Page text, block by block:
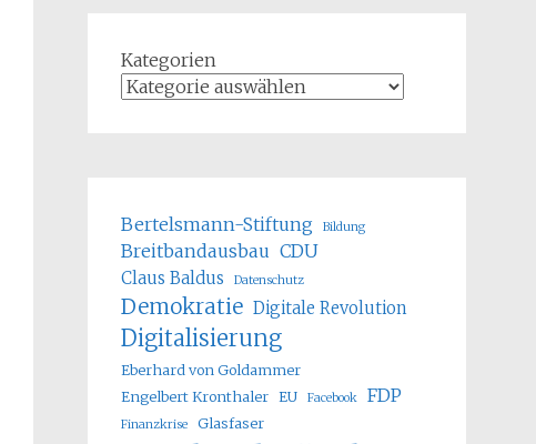
Kategorien
Bertelsmann-Stiftung Bildung
Breitbandausbau CDU
Claus Baldus Datenschutz
Demokratie Digitale Revolution
Digitalisierung
Eberhard von Goldammer
Engelbert Kronthaler EU Facebook FDP
Finanzkrise Glasfaser